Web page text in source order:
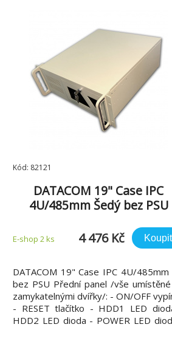
Kód: 82121
DATACOM 19" Case IPC
4U/485mm Šedý bez PSU
E-shop 2 ks 4 476 Kč Koupit
DATACOM 19" Case IPC 4U/485mm
bez PSU Přední panel /vše
zamykatelnými dvířky/: - ON/OFF
- RESET tlačítko - HDD1 LED
HDD2 LED dioda - POWER LED